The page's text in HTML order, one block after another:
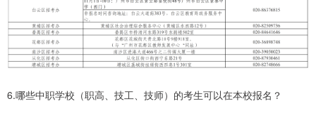
6.哪些中职学校（职高、技工、技师）的考生可以在本校报名？